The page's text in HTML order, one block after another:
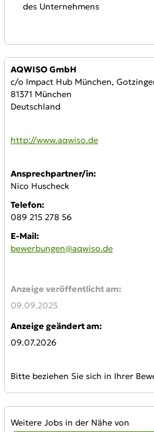
des Unternehmens
Anbieter:
AQWISO GmbH
c/o Impact Hub München,
81371 München
Deutschland
WWW:
http://www.aqwiso.de
Ansprechpartner/in:
Nico Huscheck
Telefon:
089 215 278 56
E-Mail:
bewerbungen@aqwiso.de
Anzeige veröffentlicht am:
09.09.2025
Anzeige geändert am:
09.07.2026
Bitte beziehen Sie sich in Ihrer
Weitere Jobs in der Nähe von